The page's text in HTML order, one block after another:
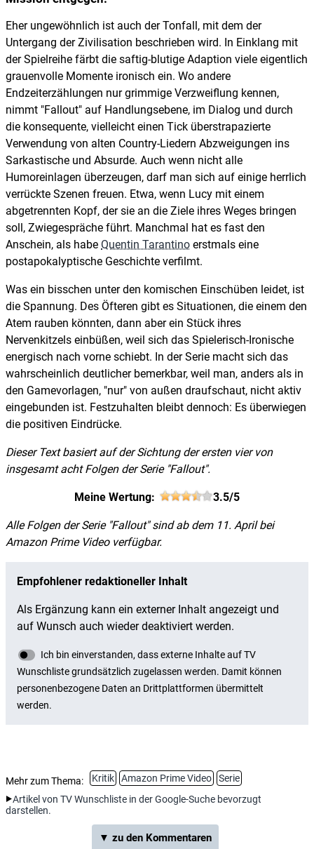
Eher ungewöhnlich ist auch der Tonfall, mit dem der
Untergang der Zivilisation beschrieben wird. In Einklang mit
der Spielreihe färbt die saftig-blutige Adaption viele eigentlich
grauenvolle Momente ironisch ein. Wo andere
Endzeiterzählungen nur grimmige Verzweiflung kennen,
nimmt "Fallout" auf Handlungsebene, im Dialog und durch
die konsequente, vielleicht einen Tick überstrapazierte
Verwendung von alten Country-Liedern Abzweigungen ins
Sarkastische und Absurde. Auch wenn nicht alle
Humoreinlagen überzeugen, darf man sich auf einige herrlich
verrückte Szenen freuen. Etwa, wenn Lucy mit einem
abgetrennten Kopf, der sie an die Ziele ihres Weges bringen
soll, Zwiegespräche führt. Manchmal hat es fast den
Anschein, als habe Quentin Tarantino erstmals eine
postapokalyptische Geschichte verfilmt.
Was ein bisschen unter den komischen Einschüben leidet, ist
die Spannung. Des Öfteren gibt es Situationen, die einem den
Atem rauben könnten, dann aber ein Stück ihres
Nervenkitzels einbüßen, weil sich das Spielerisch-Ironische
energisch nach vorne schiebt. In der Serie macht sich das
wahrscheinlich deutlicher bemerkbar, weil man, anders als in
den Gamevorlagen, "nur" von außen draufschaut, nicht aktiv
eingebunden ist. Festzuhalten bleibt dennoch: Es überwiegen
die positiven Eindrücke.
Dieser Text basiert auf der Sichtung der ersten vier von
insgesamt acht Folgen der Serie "Fallout".
Meine Wertung: 3.5/5
Alle Folgen der Serie "Fallout" sind ab dem 11. April bei
Amazon Prime Video verfügbar.
Mehr zum Thema: Kritik Amazon Prime Video
Serie
Artikel von TV Wunschliste in der Google-Suche bevorzugt
darstellen.
▼ zu den Kommentaren